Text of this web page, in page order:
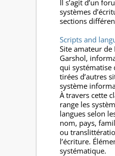
Il s’agit d’un
systèmes
sections
Scripts and
Site amateur de
Garshol,
qui systématise
tirées d’autres
système
À travers cette
range les
langues selon
nom, pays,
ou
l’écriture.
systématique.